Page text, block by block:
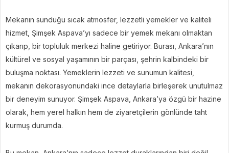
Mekanın sunduğu sıcak atmosfer, lezzetli yemekler ve kaliteli
hizmet, Şimşek Aspava’yı sadece bir yemek mekanı olmaktan
çıkarıp, bir topluluk merkezi haline getiriyor. Burası, Ankara’nın
kültürel ve sosyal yaşamının bir parçası, şehrin kalbindeki bir
buluşma noktası. Yemeklerin lezzeti ve sunumun kalitesi,
mekanın dekorasyonundaki ince detaylarla birleşerek unutulmaz
bir deneyim sunuyor. Şimşek Aspava, Ankara’ya özgü bir hazine
olarak, hem yerel halkın hem de ziyaretçilerin gönlünde taht
kurmuş durumda.